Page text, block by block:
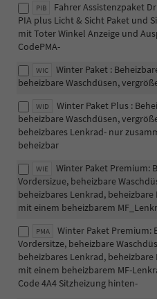
PIB
Fahrer Assistenzpaket
PIA plus Licht & Sicht Paket und
mit Toter Winkel Anzeige und
CodePMA-
WIC
Winter Paket :
beheizbare Waschdüsen,
WID
Winter Paket Plus :
beheizbare Waschdüsen,
beheizbares Lenkrad- nur
beheizbar
WIE
Winter Paket Premium:
Vordersizue, beheizbare
beheizbares Lenkrad,
mit einem beheizbarem
PMA
Winter Paket Premium:
Vordersitze, beheizbare
beheizbares Lenkrad,
mit einem beheizbarem MF-
Code 4A4 Sitzheizung hinten-